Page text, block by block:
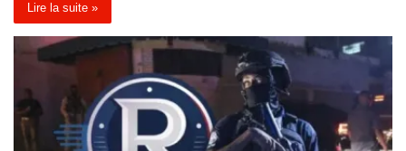
Lire la suite »